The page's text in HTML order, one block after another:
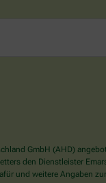
GmbH (AHD)
den Dienstleister
und weitere Angaben